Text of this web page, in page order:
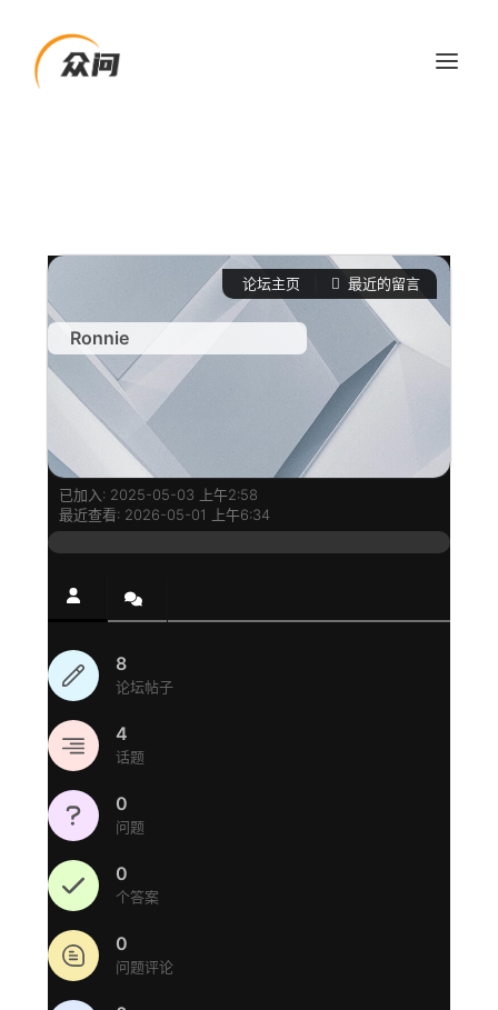
Ronnie
论坛主页 最近的留言
已加入: 2025-05-03 上午2:58
最近查看: 2026-05-01 上午6:34
8
论坛帖子
4
话题
0
问题
0
个答案
0
问题评论